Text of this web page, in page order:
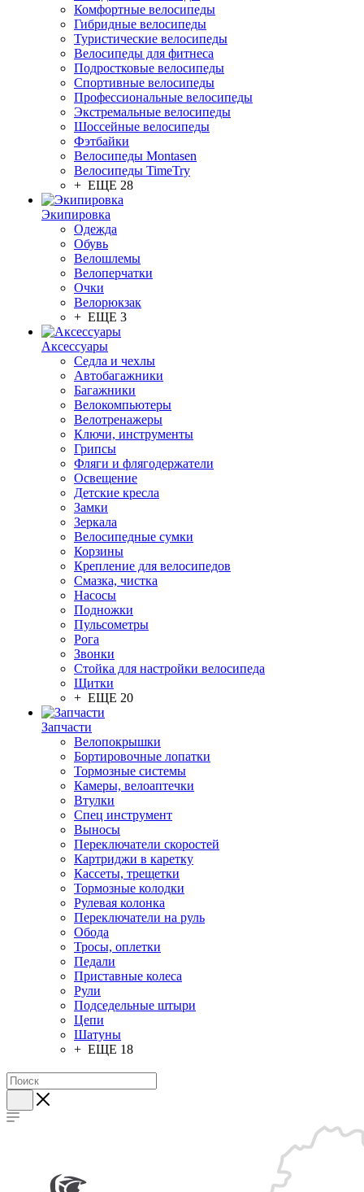
Комфортные велосипеды
Гибридные велосипеды
Туристические велосипеды
Велосипеды для фитнеса
Подростковые велосипеды
Спортивные велосипеды
Профессиональные велосипеды
Экстремальные велосипеды
Шоссейные велосипеды
Фэтбайки
Велосипеды Montasen
Велосипеды TimeTry
+ ЕЩЕ 28
Экипировка
Одежда
Обувь
Велошлемы
Велоперчатки
Очки
Велорюкзак
+ ЕЩЕ 3
Аксессуары
Седла и чехлы
Автобагажники
Багажники
Велокомпьютеры
Велотренажеры
Ключи, инструменты
Грипсы
Фляги и флягодержатели
Освещение
Детские кресла
Замки
Зеркала
Велосипедные сумки
Корзины
Крепление для велосипедов
Смазка, чистка
Насосы
Подножки
Пульсометры
Рога
Звонки
Стойка для настройки велосипеда
Щитки
+ ЕЩЕ 20
Запчасти
Велопокрышки
Бортировочные лопатки
Тормозные системы
Камеры, велоаптечки
Втулки
Спец инструмент
Выносы
Переключатели скоростей
Картриджи в каретку
Кассеты, трещетки
Тормозные колодки
Рулевая колонка
Переключатели на руль
Обода
Тросы, оплетки
Педали
Приставные колеса
Рули
Подседельные штыри
Цепи
Шатуны
+ ЕЩЕ 18